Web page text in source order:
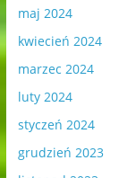
maj 2024
kwiecień 2024
marzec 2024
luty 2024
styczeń 2024
grudzień 2023